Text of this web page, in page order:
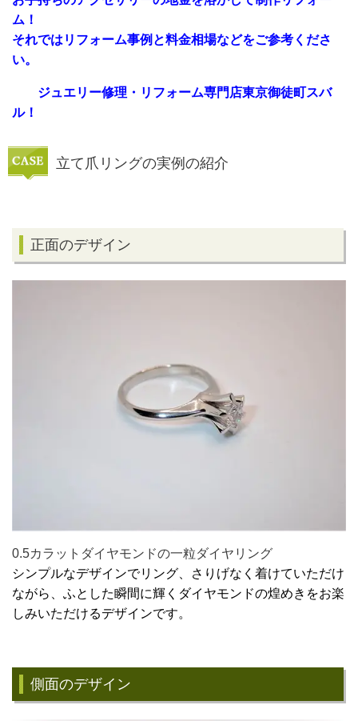
ム！
それではリフォーム事例と料金相場などをご参考くださ
い。
ジュエリー修理・リフォーム専門店東京御徒町スバ
ル！
立て爪リングの実例の紹介
正面のデザイン
0.5カラットダイヤモンドの一粒ダイヤリング
シンプルなデザインでリング、さりげなく着けていただけ
ながら、ふとした瞬間に輝くダイヤモンドの煌めきをお楽
しみいただけるデザインです。
側面のデザイン